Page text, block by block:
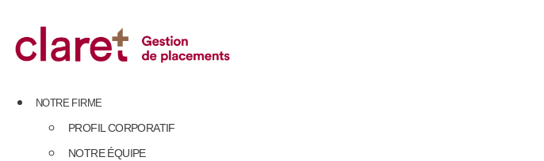
content
NOTRE FIRME
PROFIL CORPORATIF
NOTRE ÉQUIPE